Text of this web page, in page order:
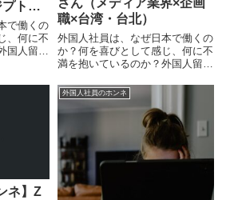
ト・
で働くの
、何に不
国人留学
す！※写
日本に
くださ
職×台湾・台北）
外国人社員は、なぜ日本で働くの
か？何を喜びとして感じ、何に不
満を抱いているのか？外国人留学
支援に携わり続けているソーシャ
ライズが”ホンネ”に切り込みま
す！※写真はイメージです。ーー
まずは、日本に興味を持った理...
ネ】Z
外国人社員のホンネ